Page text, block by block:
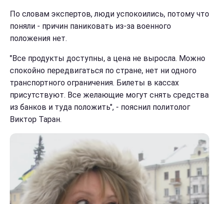
По словам экспертов, люди успокоились, потому что
поняли - причин паниковать из-за военного
положения нет.
"Все продукты доступны, а цена не выросла. Можно
спокойно передвигаться по стране, нет ни одного
транспортного ограничения. Билеты в кассах
присутствуют. Все желающие могут снять средства
из банков и туда положить", - пояснил политолог
Виктор Таран.